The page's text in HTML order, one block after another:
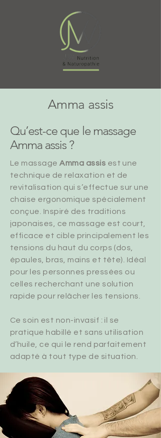
Amma assis
Qu’est-ce que le massage
Amma assis ?
Le massageAmma assis est une
technique de relaxation et de
revitalisation qui s’effectue sur une
chaise ergonomique spécialement
conçue. Inspiré des traditions
japonaises, ce massage est court,
efficace et cible principalement les
tensions du haut du corps (dos,
épaules, bras, mains et tête). Idéal
pour les personnes pressées ou
celles recherchant une solution
rapide pour relâcher les tensions.
Ce soin est non-invasif : il se
pratique habillé et sans utilisation
d’huile, ce qui le rend parfaitement
adapté à tout type de situation.